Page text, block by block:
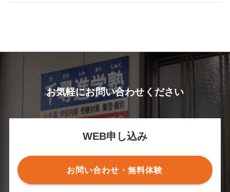
お気軽にお問い合わせください
WEB申し込み
お問い合わせ・無料体験